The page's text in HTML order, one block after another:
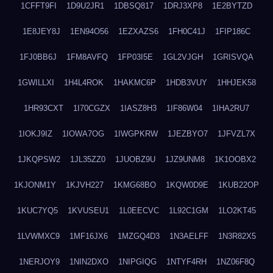
1CFFT9FI 1D9U2JR1 1DBSQ817 1DRJ3XP8 1E2BYTZD
1E8JEY8J 1EN94O56 1EZXAZS6 1FH0C41J 1FIP186C
1FJ0BB6J 1FM8AVFQ 1FP03I5E 1GL2VJGH 1GRISVQA
1GWILLXI 1H4L4ROK 1HAKMC6P 1HDB3VUY 1HHJEK58
1HR93CXT 1I70CGZX 1IASZ8H3 1IF86W04 1IHA2RU7
1IOKJ9IZ 1IOWA7OG 1IWGPKRW 1JEZBYO7 1JFVZL7X
1JKQPSW2 1JL35ZZ0 1JUOBZ9U 1JZ9UNM8 1K1OOBX2
1KJONM1Y 1KJVH227 1KMG68BO 1KQW0D9E 1KUB22OP
1KUC7YQ5 1KVUSEU1 1L0EECVC 1L92C1GM 1LO2KT45
1LVWMXC9 1MF16JX6 1MZGQ4D3 1N3AELFF 1N3R82X5
1NERJOY9 1NIN2DXO 1NIPGIQG 1NTYF4RH 1NZ06F8Q